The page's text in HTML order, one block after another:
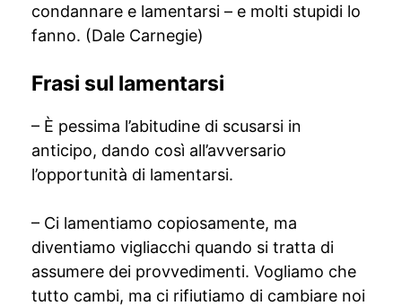
condannare e lamentarsi – e molti stupidi lo
fanno. (Dale Carnegie)
Frasi sul lamentarsi
– È pessima l’abitudine di scusarsi in
anticipo, dando così all’avversario
l’opportunità di lamentarsi.
– Ci lamentiamo copiosamente, ma
diventiamo vigliacchi quando si tratta di
assumere dei provvedimenti. Vogliamo che
tutto cambi, ma ci rifiutiamo di cambiare noi